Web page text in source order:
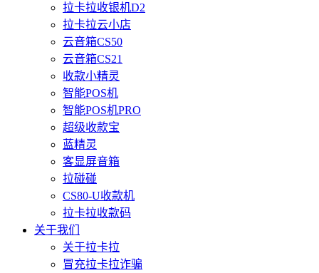
拉卡拉收银机D2
拉卡拉云小店
云音箱CS50
云音箱CS21
收款小精灵
智能POS机
智能POS机PRO
超级收款宝
蓝精灵
客显屏音箱
拉碰碰
CS80-U收款机
拉卡拉收款码
关于我们
关于拉卡拉
冒充拉卡拉诈骗